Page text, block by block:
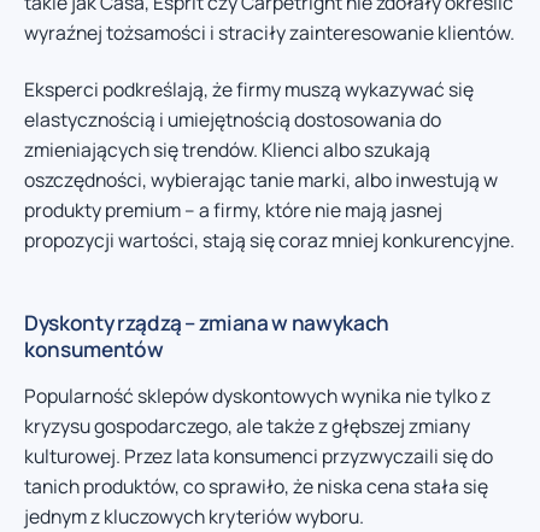
wyraźnej tożsamości i straciły zainteresowanie klientów.
Eksperci podkreślają, że firmy muszą wykazywać się
elastycznością i umiejętnością dostosowania do
zmieniających się trendów. Klienci albo szukają
oszczędności, wybierając tanie marki, albo inwestują w
produkty premium – a firmy, które nie mają jasnej
propozycji wartości, stają się coraz mniej konkurencyjne.
Dyskonty rządzą – zmiana w nawykach
konsumentów
Popularność sklepów dyskontowych wynika nie tylko z
kryzysu gospodarczego, ale także z głębszej zmiany
kulturowej. Przez lata konsumenci przyzwyczaili się do
tanich produktów, co sprawiło, że niska cena stała się
jednym z kluczowych kryteriów wyboru.